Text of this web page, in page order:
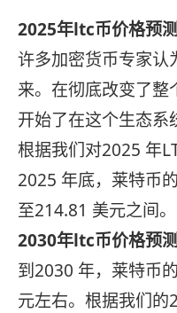
2025年ltc币价格预测
许多加密货币专家认
来。在彻底改变了整
开始了在这个生态系
根据我们对2025 年
2025 年底，莱特币
至214.81 美元之间。
2030年ltc币价格预测
到2030 年，莱特币
元左右。根据我们的